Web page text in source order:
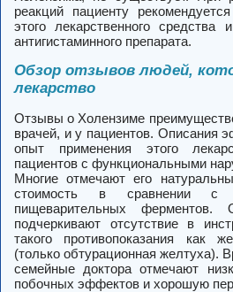
реакций пациенту
этого лекарственного
антигистаминного препарата.
Обзор отзывов людей,
лекарство
Отзывы о Холензиме
врачей, и у пациентов. Описания
опыт применения этого
пациентов с функциональными
Многие отмечают его
стоимость в сравнении с
пищеварительных
подчеркивают отсутствие в
такого противопоказания как
(только обтурационная желтуха).
семейные доктора отмечают
побочных эффектов и хорошую